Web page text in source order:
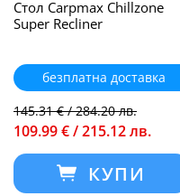
Стол Carpmax Chillzone
Super Recliner
безплатна доставка
145.31 € / 284.20 лв.
109.99 € / 215.12 лв.
КУПИ